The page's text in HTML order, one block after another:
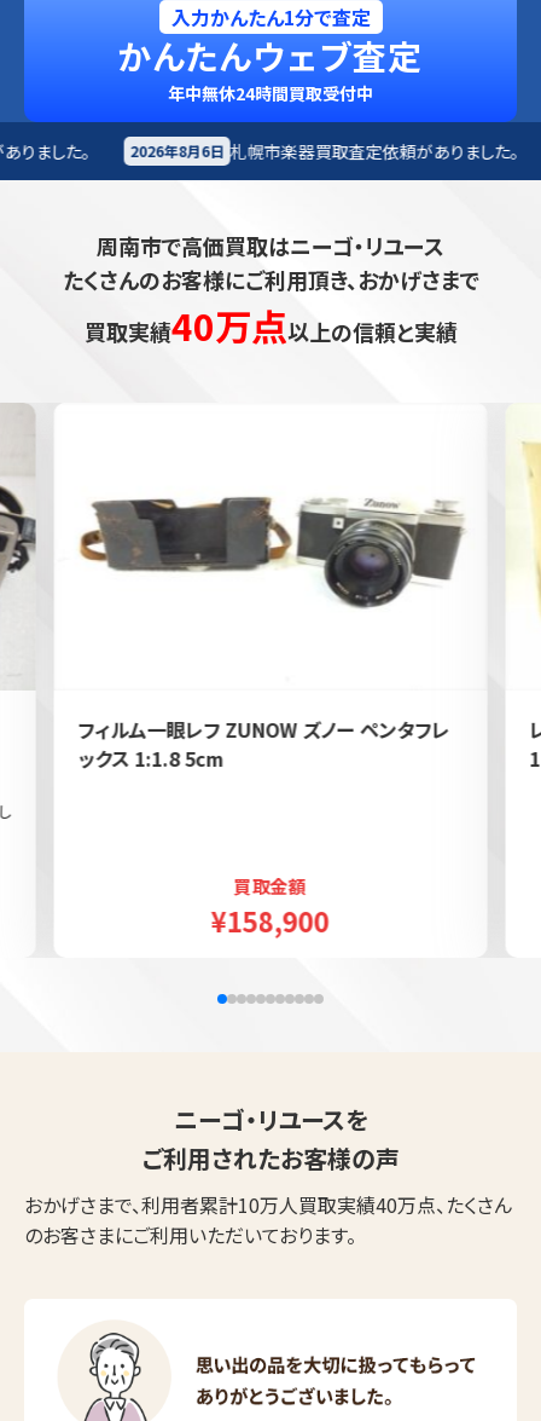
入力かんたん1分で査定
かんたんウェブ査定
年中無休24時間買取受付中
6日 札幌市楽器買取査定依頼がありました。 2026年8月6日 仙台市オ
周南市で高価買取はニーゴ・リユース
たくさんのお客様にご利用頂き、おかげさまで
買取実績40万点以上の信頼と実績
フィルム一眼レフ ZUNOW ズノー ペンタフレ
ックス 1:1.8 5cm
買取金額
¥158,900
ニーゴ・リユースを
ご利用されたお客様の声
おかげさまで、利用者累計10万人買取実績40万点、たくさん
のお客さまにご利用いただいております。